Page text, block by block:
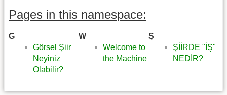
Pages in this namespace:
G
Görsel Şiir
Neyiniz
Olabilir?
W
Welcome to
the Machine
Ş
ŞİİRDE "İŞ"
NEDİR?